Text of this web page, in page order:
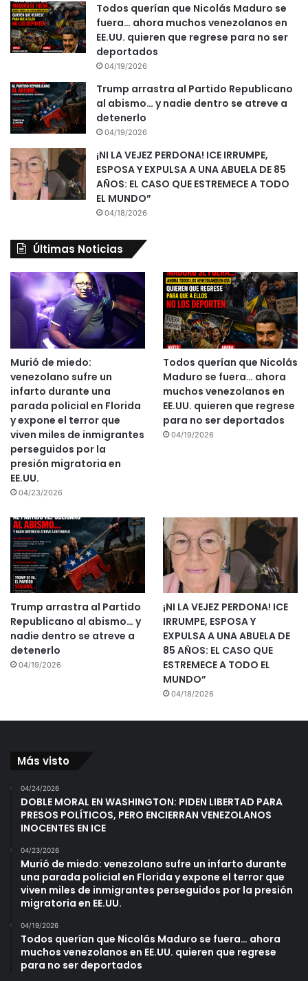
Todos querían que Nicolás Maduro se
fuera… ahora muchos venezolanos en
EE.UU. quieren que regrese para no ser
deportados
04/19/2026
Trump arrastra al Partido Republicano
al abismo… y nadie dentro se atreve a
detenerlo
04/19/2026
¡NI LA VEJEZ PERDONA! ICE IRRUMPE,
ESPOSA Y EXPULSA A UNA ABUELA DE 85
AÑOS: EL CASO QUE ESTREMECE A TODO
EL MUNDO”
04/18/2026
Últimas Noticias
Murió de miedo:
venezolano sufre un
infarto durante una
parada policial en Florida
y expone el terror que
viven miles de inmigrantes
perseguidos por la
presión migratoria en
EE.UU.
04/23/2026
Todos querían que Nicolás
Maduro se fuera… ahora
muchos venezolanos en
EE.UU. quieren que regrese
para no ser deportados
04/19/2026
Trump arrastra al Partido
Republicano al abismo… y
nadie dentro se atreve a
detenerlo
04/19/2026
¡NI LA VEJEZ PERDONA! ICE
IRRUMPE, ESPOSA Y
EXPULSA A UNA ABUELA DE
85 AÑOS: EL CASO QUE
ESTREMECE A TODO EL
MUNDO”
04/18/2026
Más visto
04/24/2026
DOBLE MORAL EN WASHINGTON: PIDEN LIBERTAD PARA
PRESOS POLÍTICOS, PERO ENCIERRAN VENEZOLANOS
INOCENTES EN ICE
04/23/2026
Murió de miedo: venezolano sufre un infarto durante
una parada policial en Florida y expone el terror que
viven miles de inmigrantes perseguidos por la presión
migratoria en EE.UU.
04/19/2026
Todos querían que Nicolás Maduro se fuera… ahora
muchos venezolanos en EE.UU. quieren que regrese
para no ser deportados